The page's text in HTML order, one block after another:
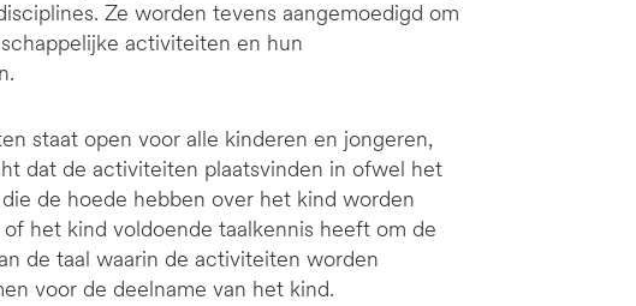
Ze worden tevens aangemoedigd om
activiteiten en hun
staat open voor alle kinderen en jongeren,
dat de activiteiten plaatsvinden in ofwel het
de hoede hebben over het kind worden
het kind voldoende taalkennis heeft om de
de taal waarin de activiteiten worden
voor de deelname van het kind.